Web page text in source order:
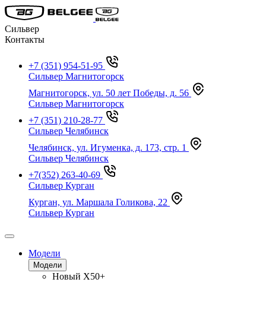
Сильвер
Контакты
+7 (351) 954-51-95
Сильвер Магнитогорск
Магнитогорск, ул. 50 лет Победы, д. 56
Сильвер Магнитогорск
+7 (351) 210-28-77
Сильвер Челябинск
Челябинск, ул. Игуменка, д. 173, стр. 1
Сильвер Челябинск
+7(352) 263-40-69
Сильвер Курган
Курган, ул. Маршала Голикова, 22
Сильвер Курган
Модели
Модели
Новый X50+